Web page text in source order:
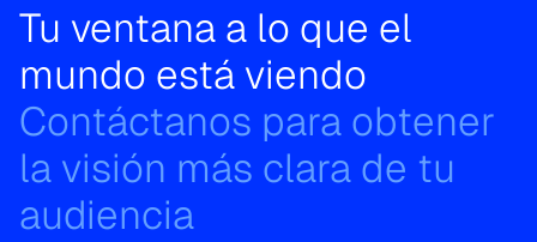
Tu ventana a lo que el
mundo está viendo
Contáctanos para obtener
la visión más clara de tu
audiencia